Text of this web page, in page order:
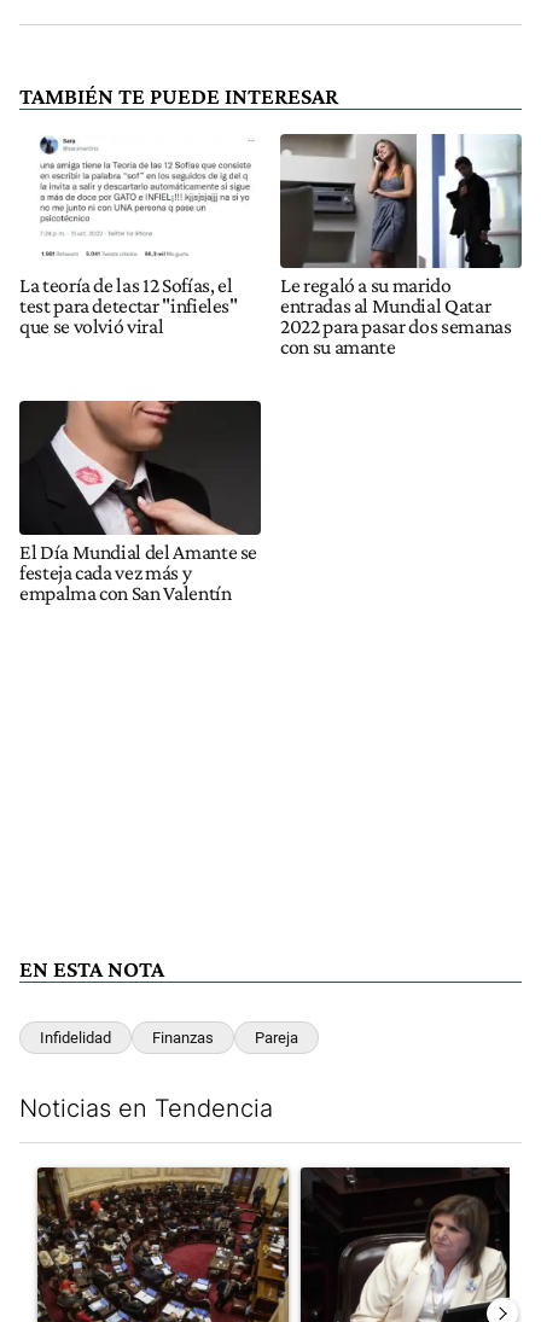
TAMBIÉN TE PUEDE INTERESAR
La teoría de las 12 Sofías, el
test para detectar "infieles"
que se volvió viral
Le regaló a su marido
entradas al Mundial Qatar
2022 para pasar dos semanas
con su amante
El Día Mundial del Amante se
festeja cada vez más y
empalma con San Valentín
EN ESTA NOTA
Infidelidad Finanzas Pareja
Noticias en Tendencia
Un artículo de tendencia con el título "El Senado dio media
Un artículo de tendencia